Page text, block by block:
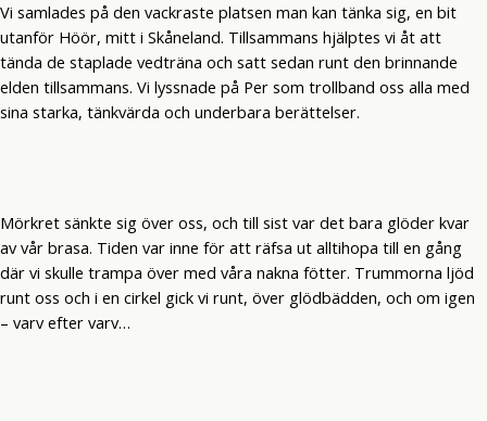
Vi samlades på den vackraste platsen man kan tänka sig, en bit
utanför Höör, mitt i Skåneland. Tillsammans hjälptes vi åt att
tända de staplade vedträna och satt sedan runt den brinnande
elden tillsammans. Vi lyssnade på Per som trollband oss alla med
sina starka, tänkvärda och underbara berättelser.
Mörkret sänkte sig över oss, och till sist var det bara glöder kvar
av vår brasa. Tiden var inne för att räfsa ut alltihopa till en gång
där vi skulle trampa över med våra nakna fötter. Trummorna ljöd
runt oss och i en cirkel gick vi runt, över glödbädden, och om igen
– varv efter varv…